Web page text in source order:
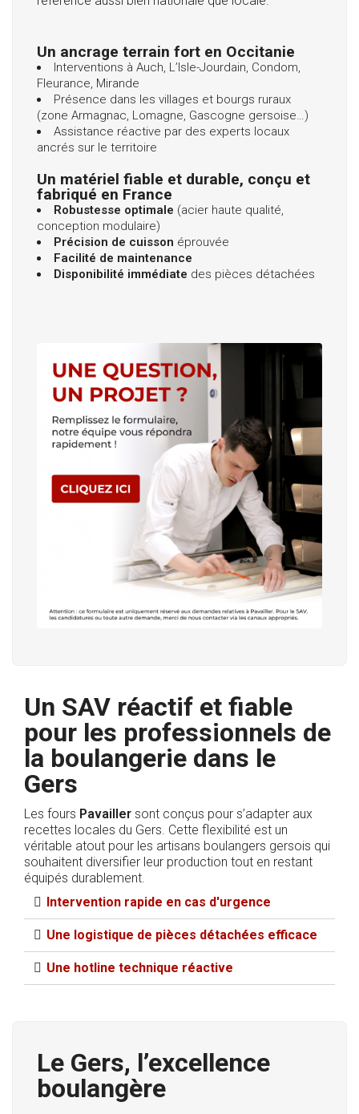
Un ancrage terrain fort en Occitanie
Interventions à Auch, L’Isle-Jourdain, Condom,
Fleurance, Mirande
Présence dans les villages et bourgs ruraux
(zone Armagnac, Lomagne, Gascogne gersoise…)
Assistance réactive par des experts locaux
ancrés sur le territoire
Un matériel fiable et durable, conçu et
fabriqué en France
Robustesse optimale (acier haute qualité,
conception modulaire)
Précision de cuisson éprouvée
Facilité de maintenance
Disponibilité immédiate des pièces détachées
Un SAV réactif et fiable
pour les professionnels de
la boulangerie dans le
Gers
Les fours Pavailler sont conçus pour s’adapter aux
recettes locales du Gers. Cette flexibilité est un
véritable atout pour les artisans boulangers gersois qui
souhaitent diversifier leur production tout en restant
équipés durablement.
Intervention rapide en cas d'urgence​
Une logistique de pièces détachées efficace​
Une hotline technique réactive
Le Gers, l’excellence
boulangère